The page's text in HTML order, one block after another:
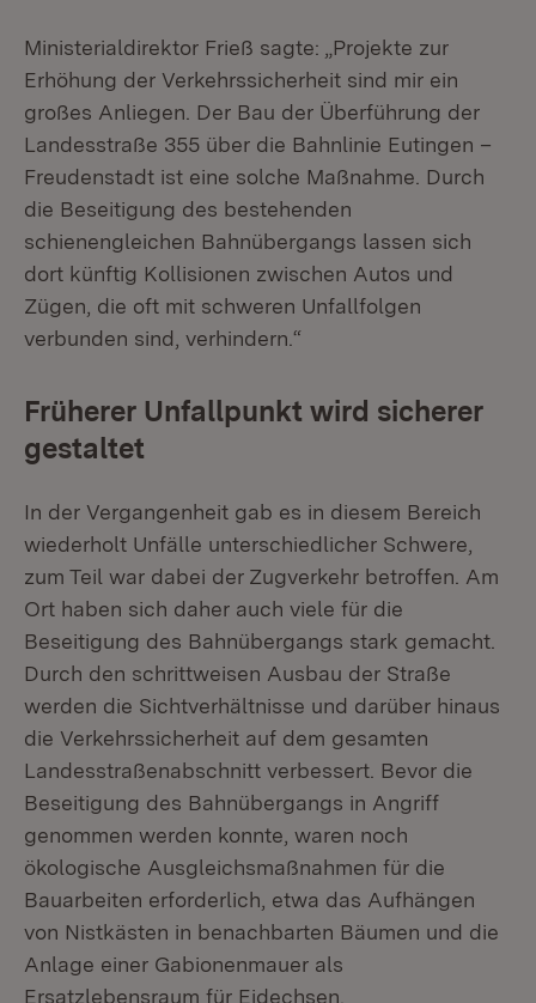
Ministerialdirektor Frieß sagte: „Projekte zur
Erhöhung der Verkehrssicherheit sind mir ein
großes Anliegen. Der Bau der Überführung der
Landesstraße 355 über die Bahnlinie Eutingen –
Freudenstadt ist eine solche Maßnahme. Durch
die Beseitigung des bestehenden
schienengleichen Bahnübergangs lassen sich
dort künftig Kollisionen zwischen Autos und
Zügen, die oft mit schweren Unfallfolgen
verbunden sind, verhindern.“
Früherer Unfallpunkt wird sicherer
gestaltet
In der Vergangenheit gab es in diesem Bereich
wiederholt Unfälle unterschiedlicher Schwere,
zum Teil war dabei der Zugverkehr betroffen. Am
Ort haben sich daher auch viele für die
Beseitigung des Bahnübergangs stark gemacht.
Durch den schrittweisen Ausbau der Straße
werden die Sichtverhältnisse und darüber hinaus
die Verkehrssicherheit auf dem gesamten
Landesstraßenabschnitt verbessert. Bevor die
Beseitigung des Bahnübergangs in Angriff
genommen werden konnte, waren noch
ökologische Ausgleichsmaßnahmen für die
Bauarbeiten erforderlich, etwa das Aufhängen
von Nistkästen in benachbarten Bäumen und die
Anlage einer Gabionenmauer als
Ersatzlebensraum für Eidechsen.